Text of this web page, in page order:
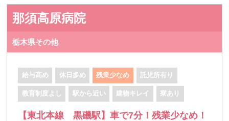
那須高原病院
栃木県その他
給与高め 休日多め 残業少なめ 託児所有り
教育制度よし 駅から近い 建物キレイ 寮あり
【東北本線 黒磯駅】車で7分！残業少なめ！